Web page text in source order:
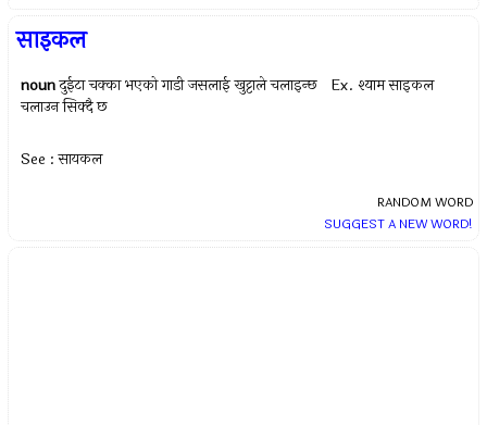
साइकल
noun दुईटा चक्का भएको गाडी जसलाई खुट्टाले चलाइन्छ Ex. श्याम साइकल
चलाउन सिक्दै छ
See : सायकल
RANDOM WORD
SUGGEST A NEW WORD!